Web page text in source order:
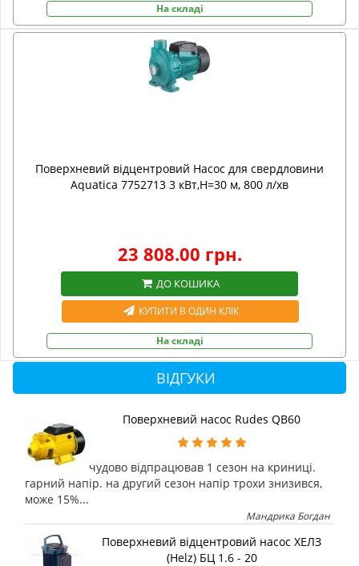
На складі
Поверхневий відцентровий Насос для свердловини
Aquatica 7752713 3 кВт,H=30 м, 800 л/хв
23 808.00 грн.
ДО КОШИКА
КУПИТИ В ОДИН КЛІК
На складі
ВІДГУКИ
Поверхневий насос Rudes QB60
чудово відпрацював 1 сезон на криниці.
гарний напір. на другий сезон напір трохи знизився,
може 15%...
Мандрика Богдан
Поверхневий відцентровий насос ХЕЛЗ
(Helz) БЦ 1.6 - 20